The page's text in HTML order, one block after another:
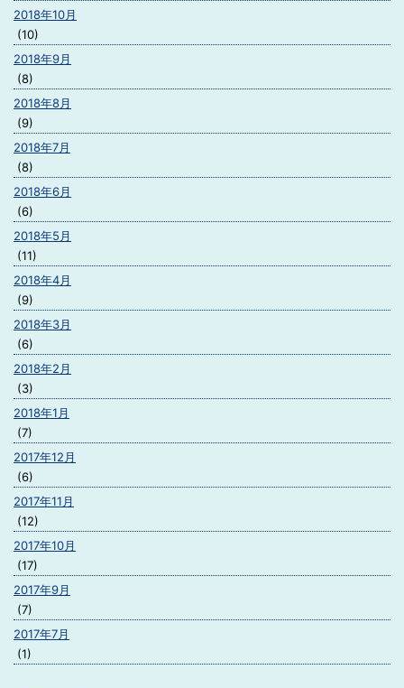
2018年10月
(10)
2018年9月
(8)
2018年8月
(9)
2018年7月
(8)
2018年6月
(6)
2018年5月
(11)
2018年4月
(9)
2018年3月
(6)
2018年2月
(3)
2018年1月
(7)
2017年12月
(6)
2017年11月
(12)
2017年10月
(17)
2017年9月
(7)
2017年7月
(1)